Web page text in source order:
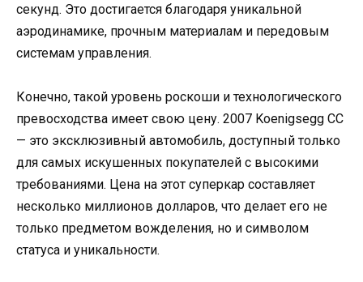
секунд. Это достигается благодаря уникальной
аэродинамике, прочным материалам и передовым
системам управления.
Конечно, такой уровень роскоши и технологического
превосходства имеет свою цену. 2007 Koenigsegg CC
— это эксклюзивный автомобиль, доступный только
для самых искушенных покупателей с высокими
требованиями. Цена на этот суперкар составляет
несколько миллионов долларов, что делает его не
только предметом вожделения, но и символом
статуса и уникальности.